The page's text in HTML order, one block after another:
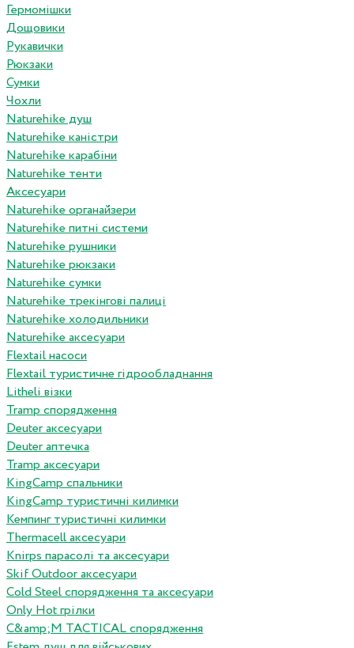
Гермомішки
Дощовики
Рукавички
Рюкзаки
Сумки
Чохли
Naturehike душ
Naturehike каністри
Naturehike карабіни
Naturehike тенти
Аксесуари
Naturehike органайзери
Naturehike питні системи
Naturehike рушники
Naturehike рюкзаки
Naturehike сумки
Naturehike трекінгові палиці
Naturehike холодильники
Naturehike аксесуари
Flextail насоси
Flextail туристичне гідрообладнання
Litheli візки
Tramp спорядження
Deuter аксесуари
Deuter аптечка
Tramp аксесуари
KingCamp спальники
KingCamp туристичні килимки
Кемпинг туристичні килимки
Thermacell аксесуари
Knirps парасолі та аксесуари
Skif Outdoor аксесуари
Cold Steel спорядження та аксесуари
Only Hot грілки
C&amp;M TACTICAL спорядження